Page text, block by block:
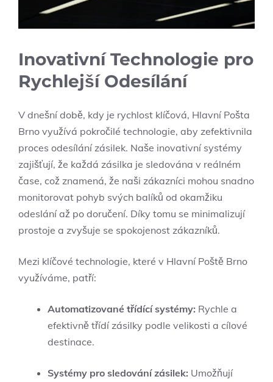
Inovativní Technologie pro
Rychlejší Odesílání
V dnešní době, kdy je rychlost klíčová, Hlavní Pošta
Brno využívá pokročilé technologie, aby zefektivnila
proces odesílání zásilek. Naše inovativní systémy
zajišťují, že každá zásilka je sledována v reálném
čase, což znamená, že naši zákazníci mohou snadno
monitorovat pohyb svých balíků od okamžiku
odeslání až po doručení. Díky tomu se minimalizují
prostoje a zvyšuje se spokojenost zákazníků.
Mezi klíčové technologie, které v Hlavní Poště Brno
využíváme, patří:
Automatizované třídící systémy: Rychle a
efektivně třídí zásilky podle velikosti a cílové
destinace.
Systémy pro sledování zásilek: Umožňují